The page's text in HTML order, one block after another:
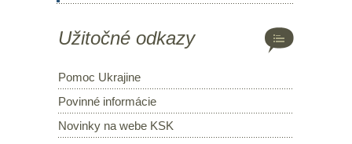
Užitočné odkazy
Pomoc Ukrajine
Povinné informácie
Novinky na webe KSK